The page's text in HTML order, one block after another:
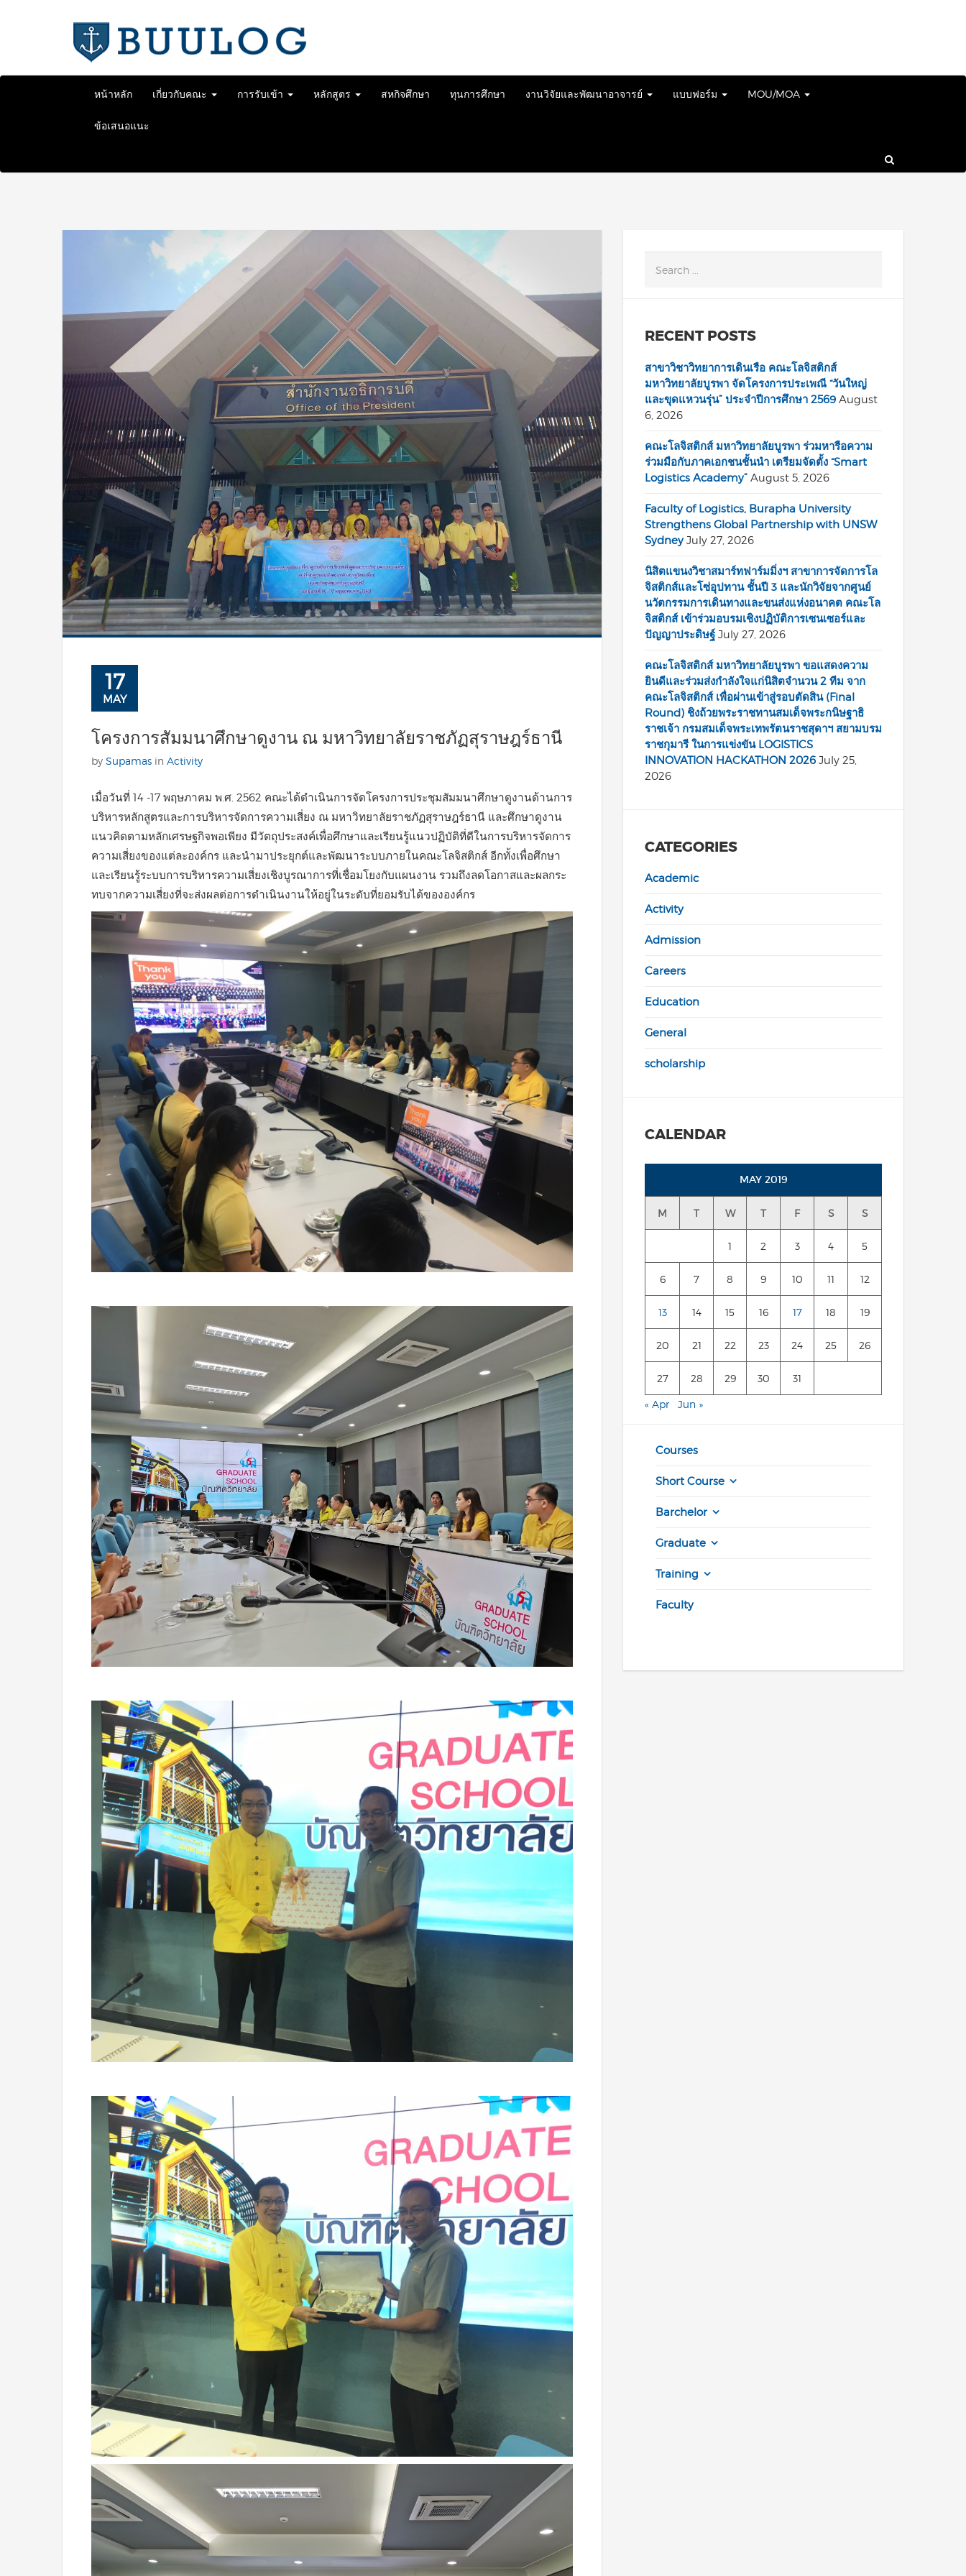
หน้าหลัก เกี่ยวกับคณะ การรับเข้า หลักสูตร สหกิจศึกษา ทุนการศึกษา งานวิจัยและพัฒนาอาจารย์ แบบฟอร์ม MOU/MOA
ข้อเสนอแนะ
17
MAY
โครงการสัมมนาศึกษาดูงาน ณ มหาวิทยาลัยราชภัฏสุราษฎร์ธานี
by Supamas in Activity
เมื่อวันที่ 14 -17 พฤษภาคม พ.ศ. 2562 คณะได้ดำเนินการจัดโครงการประชุมสัมมนาศึกษาดูงานด้านการ
บริหารหลักสูตรและการบริหารจัดการความเสี่ยง ณ มหาวิทยาลัยราชภัฏสุราษฎร์ธานี และศึกษาดูงาน
แนวคิดตามหลักเศรษฐกิจพอเพียง มีวัตถุประสงค์เพื่อศึกษาและเรียนรู้แนวปฏิบัติที่ดีในการบริหารจัดการ
ความเสี่ยงของแต่ละองค์กร และนํามาประยุกต์และพัฒนาระบบภายในคณะโลจิสติกส์ อีกทั้งเพื่อศึกษา
และเรียนรู้ระบบการบริหารความเสี่ยงเชิงบูรณาการที่เชื่อมโยงกับแผนงาน รวมถึงลดโอกาสและผลกระ
ทบจากความเสี่ยงที่จะส่งผลต่อการดําเนินงานให้อยู่ในระดับที่ยอมรับได้ขององค์กร
RECENT POSTS
สาขาวิชาวิทยาการเดินเรือ คณะโลจิสติกส์
มหาวิทยาลัยบูรพา จัดโครงการประเพณี “วันใหญ่
และขุดแหวนรุ่น” ประจำปีการศึกษา 2569 August
6, 2026
คณะโลจิสติกส์ มหาวิทยาลัยบูรพา ร่วมหารือความ
ร่วมมือกับภาคเอกชนชั้นนำ เตรียมจัดตั้ง “Smart
Logistics Academy” August 5, 2026
Faculty of Logistics, Burapha University
Strengthens Global Partnership with UNSW
Sydney July 27, 2026
นิสิตแขนงวิชาสมาร์ทฟาร์มมิ่งฯ สาขาการจัดการโล
จิสติกส์และโซ่อุปทาน ชั้นปี 3 และนักวิจัยจากศูนย์
นวัตกรรมการเดินทางและขนส่งแห่งอนาคต คณะโล
จิสติกส์ เข้าร่วมอบรมเชิงปฏิบัติการเซนเซอร์และ
ปัญญาประดิษฐ์ July 27, 2026
คณะโลจิสติกส์ มหาวิทยาลัยบูรพา ขอแสดงความ
ยินดีและร่วมส่งกำลังใจแก่นิสิตจำนวน 2 ทีม จาก
คณะโลจิสติกส์ เพื่อผ่านเข้าสู่รอบตัดสิน (Final
Round) ชิงถ้วยพระราชทานสมเด็จพระกนิษฐาธิ
ราชเจ้า กรมสมเด็จพระเทพรัตนราชสุดาฯ สยามบรม
ราชกุมารี ในการแข่งขัน LOGISTICS
INNOVATION HACKATHON 2026 July 25,
2026
CATEGORIES
Academic
Activity
Admission
Careers
Education
General
scholarship
CALENDAR
MAY 2019
M T W T F S S
1 2 3 4 5
6 7 8 9 10 11 12
13 14 15 16 17 18 19
20 21 22 23 24 25 26
27 28 29 30 31
« Apr Jun »
Courses
Short Course
Barchelor
Graduate
Training
Faculty